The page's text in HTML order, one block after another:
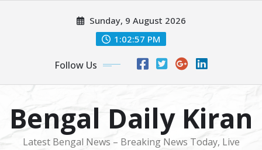
Sunday, 9 August 2026
1:02:58 PM
Follow Us
Bengal Daily Kiran
Latest Bengal News – Breaking News Today, Live